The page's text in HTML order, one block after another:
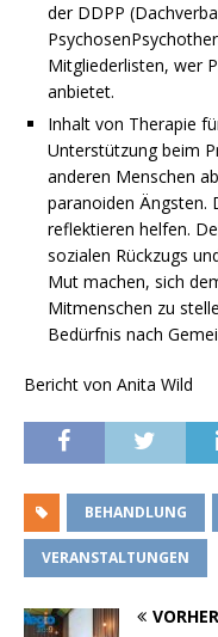
der DDPP
Mitgliederlisten, wer
anbietet.
Inhalt von Therapie
Unterstützung beim
anderen Menschen
paranoiden Ängsten.
reflektieren helfen.
sozialen Rückzugs
Mut machen, sich
Mitmenschen zu
Bedürfnis nach
Bericht von Anita Wild
BEHANDLUNG
VERANSTALTUNGEN